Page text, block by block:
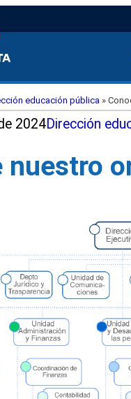
educación pública »
2024Dirección
nuestro